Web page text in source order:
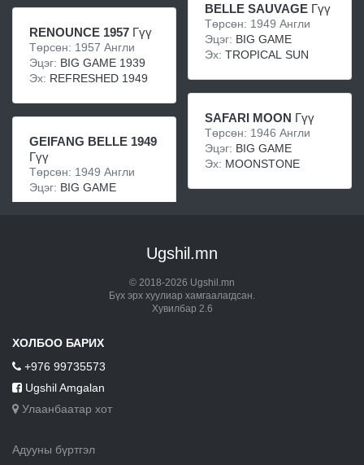
RENOUNCE 1957 Гүү
Төрсөн: 1957 Англи
Эцэг: BIG GAME 1939
Эх: REFRESHED 1949
GEIFANG BELLE 1949
Гүү
Төрсөн: 1949 Англи
Эцэг: BIG GAME
BELLE SAUVAGE Гүү
Төрсөн: 1949 Англи
Эцэг: BIG GAME
Эх: TROPICAL SUN
SAFARI MOON Гүү
Төрсөн: 1946 Англи
Эцэг: BIG GAME
Эх: MOONSTONE
Ugshil.mn
© 2018-2026 Ugshil.mn
Бүх эрх хуулиар хамгаалагдсан.
Хувилбар 2.6
ХОЛБОО БАРИХ
+976 99735573
Ugshil Amgalan
Улаанбаатар хот
Адууны бүртгэл